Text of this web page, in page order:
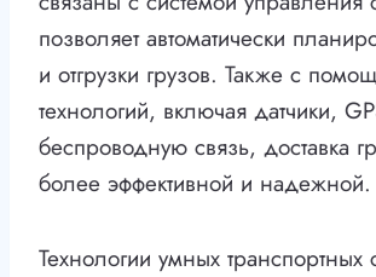
позволяет автоматически
и отгрузки грузов. Также с
технологий, включая датчики,
беспроводную связь, доставка
более эффективной и надежной.
Технологии умных транспортных